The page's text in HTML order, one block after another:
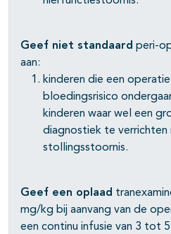
Geef niet standaard peri-
aan:
kinderen die een
bloedingsrisico
kinderen waar wel een
diagnostiek te verrichten
stollingsstoornis.
Geef een oplaad
mg/kg bij aanvang van de
een continu infusie van 3 tot